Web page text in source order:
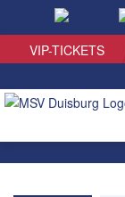
VIP-TICKETS